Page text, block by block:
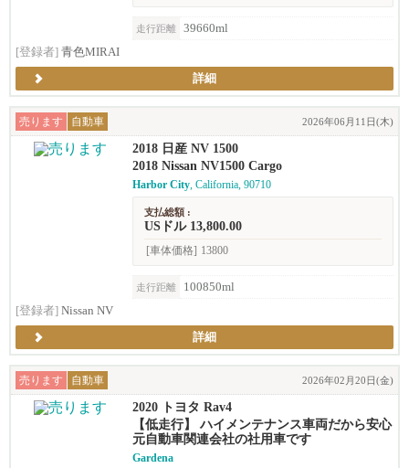
走行距離
39660ml
[登録者] 青色MIRAI
詳細
売ります 自動車 2026年06月11日(木)
2018 日産 NV 1500
2018 Nissan NV1500 Cargo
Harbor City, California, 90710
支払総額 :
USドル 13,800.00
[車体価格] 13800
走行距離
100850ml
[登録者] Nissan NV
詳細
売ります 自動車 2026年02月20日(金)
2020 トヨタ Rav4
【低走行】 ハイメンテナンス車両だから安心
元自動車関連会社の社用車です
Gardena